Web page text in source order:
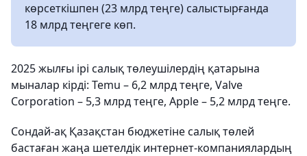
көрсеткішпен (23 млрд теңге) салыстырғанда
18 млрд теңгеге көп.
2025 жылғы ірі салық төлеушілердің қатарына
мыналар кірді: Temu – 6,2 млрд теңге, Valve
Corporation – 5,3 млрд теңге, Apple – 5,2 млрд теңге.
Сондай-ақ Қазақстан бюджетіне салық төлей
бастаған жаңа шетелдік интернет-компаниялардың